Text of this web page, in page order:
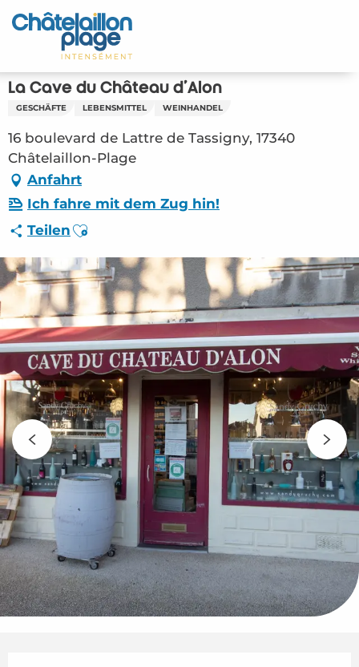
Aller
au
principal
Startseite - DE
Entdecken Sie
Aktivitäten
Zu leben
Treffpunkt
Ihr Aufenthalt - DE
ORG – La Cave du Château d’Alon
(Châtelaillon-Plage) #2808220
La Cave du Château d'Alon
GESCHÄFTE LEBENSMITTEL WEINHANDEL
16 boulevard de Lattre de Tassigny, 17340
Châtelaillon-Plage
Anfahrt
Ich fahre mit dem Zug hin!
Teilen Ajouter aux favoris